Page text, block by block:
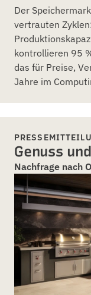
Der
vertrauten
kontrollieren 95
das für Preise,
Jahre im
Genuss
Nachfrage nach